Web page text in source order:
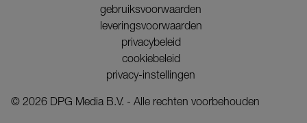
gebruiksvoorwaarden
leveringsvoorwaarden
privacybeleid
cookiebeleid
privacy-instellingen
© 2026 DPG Media B.V. - Alle rechten voorbehouden